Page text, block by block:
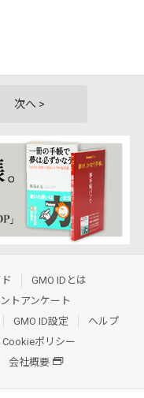
次へ >
GMO IDとは
トアンケート
GMO ID設定
ヘルプ
Cookieポリシー
会社概要